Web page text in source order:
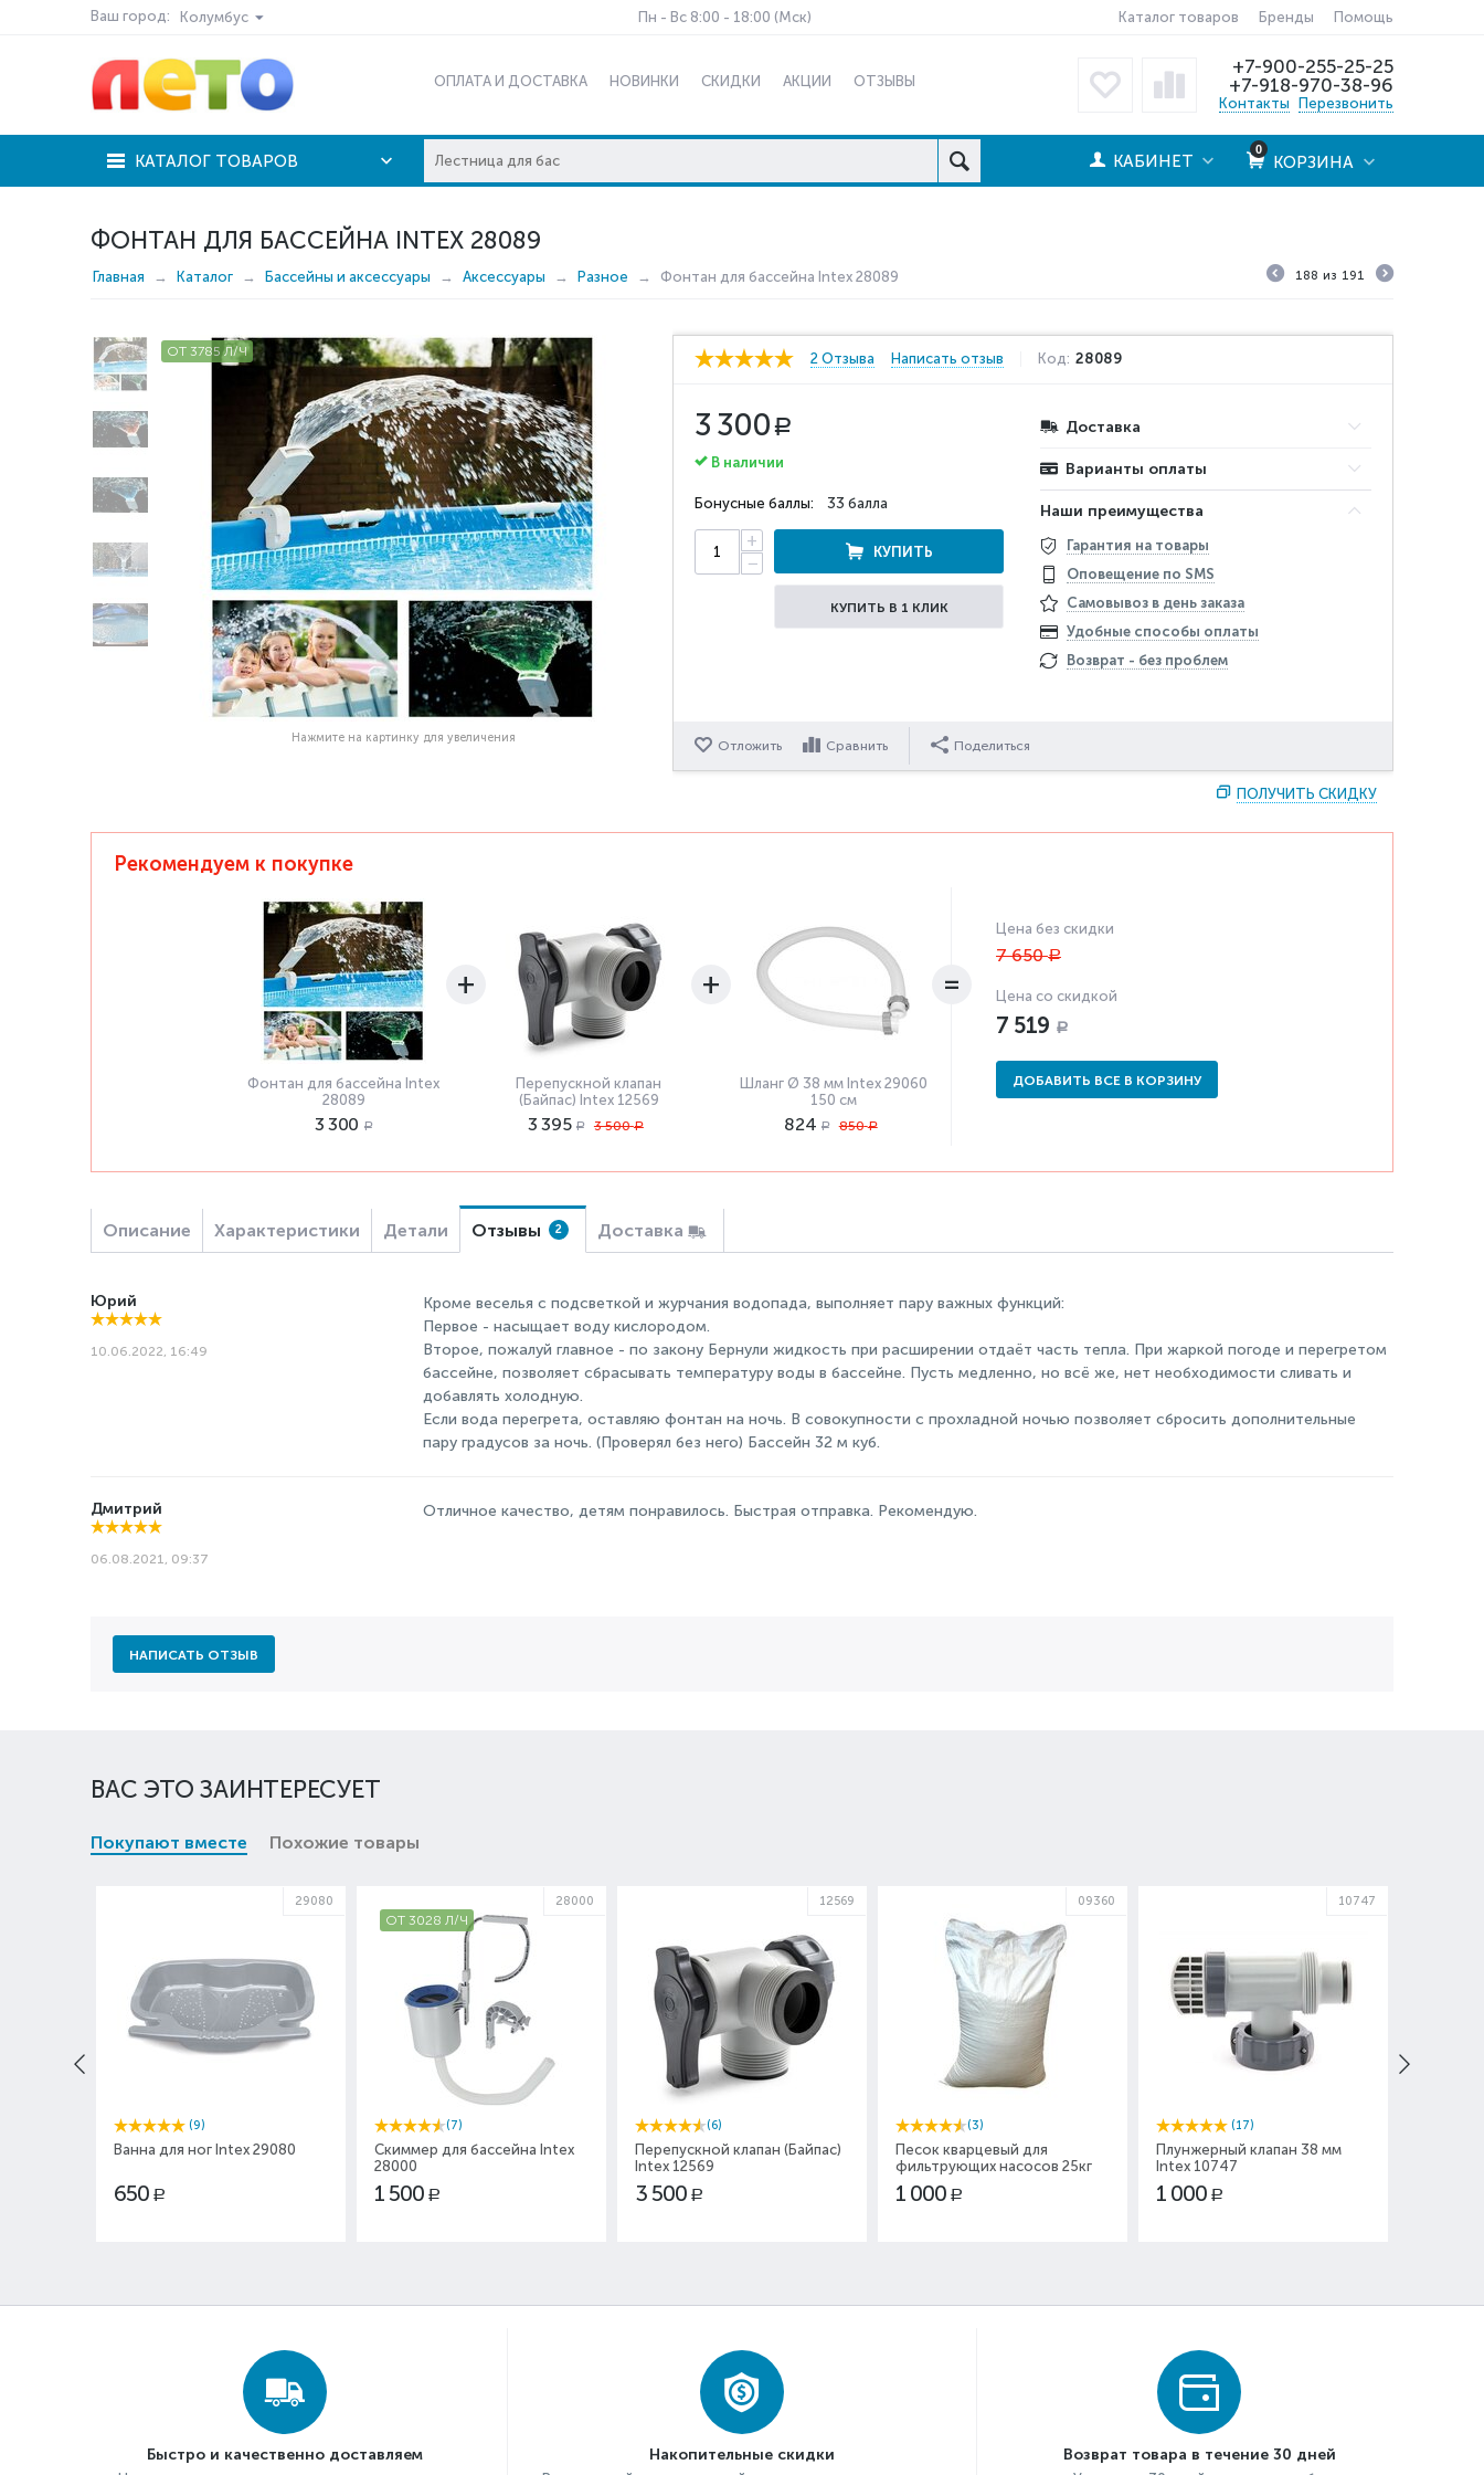
Ваш город: Колумбус Пн - Вс 8:00 - 18:00 (Мск) Каталог товаров Бренды Помощь
ОПЛАТА И ДОСТАВКА НОВИНКИ СКИДКИ АКЦИИ ОТЗЫВЫ
+7-900-255-25-25
+7-918-970-38-96
Контакты Перезвонить
КАТАЛОГ ТОВАРОВ
0
КОРЗИНА
КАБИНЕТ
ФОНТАН ДЛЯ БАССЕЙНА INTEX 28089
Главная Каталог Бассейны и аксессуары Аксессуары Разное Фонтан для бассейна Intex 28089 188 из 191
ОТ 3785 Л/Ч
Нажмите на картинку для увеличения
2 Отзыва Написать отзыв Код: 28089
3 300 Р
В наличии
Бонусные баллы: 33 балла
+
−
КУПИТЬ
КУПИТЬ В 1 КЛИК
Доставка
Варианты оплаты
Наши преимущества
Гарантия на товары
Оповещение по SMS
Самовывоз в день заказа
Удобные способы оплаты
Возврат - без проблем
Отложить Сравнить Поделиться
ПОЛУЧИТЬ СКИДКУ
Рекомендуем к покупке
Фонтан для бассейна Intex
28089
3 300 Р
+
Перепускной клапан
(Байпас) Intex 12569
3 395 Р 3 500 Р
+
Шланг Ø 38 мм Intex 29060
150 см
824 Р 850 Р
=
Цена без скидки
7 650 Р
Цена со скидкой
7 519 Р
ДОБАВИТЬ ВСЕ В КОРЗИНУ
Описание Характеристики Детали Отзывы 2 Доставка
Юрий
10.06.2022, 16:49
Кроме веселья с подсветкой и журчания водопада, выполняет пару важных функций:
Первое - насыщает воду кислородом.
Второе, пожалуй главное - по закону Бернули жидкость при расширении отдаёт часть тепла. При жаркой погоде и перегретом
бассейне, позволяет сбрасывать температуру воды в бассейне. Пусть медленно, но всё же, нет необходимости сливать и
добавлять холодную.
Если вода перегрета, оставляю фонтан на ночь. В совокупности с прохладной ночью позволяет сбросить дополнительные
пару градусов за ночь. (Проверял без него) Бассейн 32 м куб.
Дмитрий
06.08.2021, 09:37
Отличное качество, детям понравилось. Быстрая отправка. Рекомендую.
НАПИСАТЬ ОТЗЫВ
ВАС ЭТО ЗАИНТЕРЕСУЕТ
Покупают вместе Похожие товары
29080
(9)
Ванна для ног Intex 29080
650 Р
ОТ 3028 Л/Ч
28000
(7)
Скиммер для бассейна Intex
28000
1 500 Р
12569
(6)
Перепускной клапан (Байпас)
Intex 12569
3 500 Р
09360
(3)
Песок кварцевый для
фильтрующих насосов 25кг
1 000 Р
10747
(17)
Плунжерный клапан 38 мм
Intex 10747
1 000 Р
Быстро и качественно доставляем Накопительные скидки Возврат товара в течение 30 дней